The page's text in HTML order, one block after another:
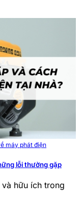
máy phát điện
lỗi thường gặp
hữu ích trong